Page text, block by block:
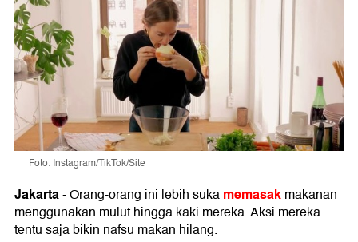
Foto: Instagram/TikTok/Site
Jakarta-Orang-orang ini lebih sukamemasakmakanan
menggunakan mulut hingga kaki mereka. Aksi mereka
tentu saja bikin nafsu makan hilang.